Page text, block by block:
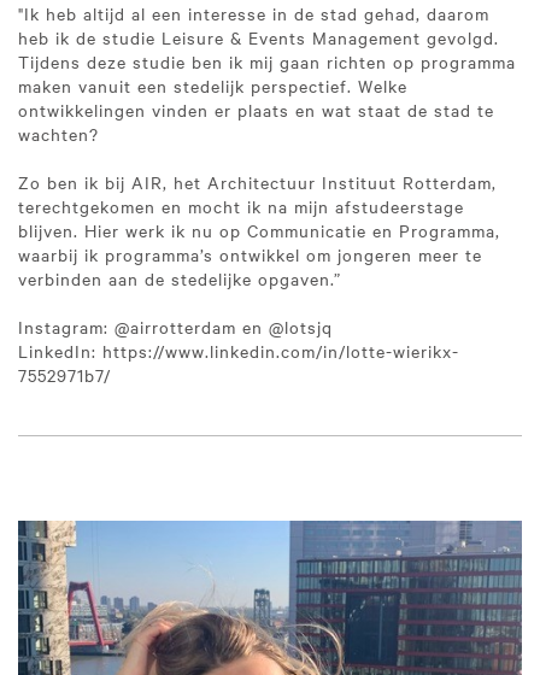
"Ik heb altijd al een interesse in de stad gehad, daarom
heb ik de studie Leisure & Events Management gevolgd.
Tijdens deze studie ben ik mij gaan richten op programma
maken vanuit een stedelijk perspectief. Welke
ontwikkelingen vinden er plaats en wat staat de stad te
wachten?
Zo ben ik bij AIR, het Architectuur Instituut Rotterdam,
terechtgekomen en mocht ik na mijn afstudeerstage
blijven. Hier werk ik nu op Communicatie en Programma,
waarbij ik programma’s ontwikkel om jongeren meer te
verbinden aan de stedelijke opgaven.”
Instagram: @airrotterdam en @lotsjq
LinkedIn: https://www.linkedin.com/in/lotte-wierikx-
7552971b7/